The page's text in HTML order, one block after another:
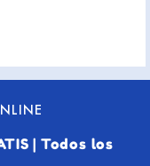
| Todos los